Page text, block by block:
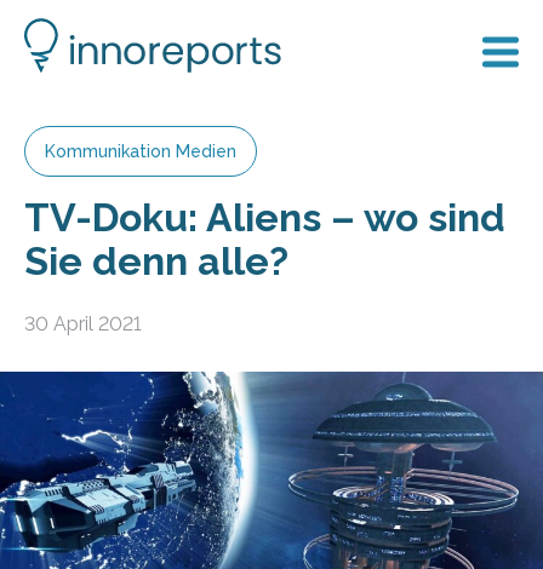
Kommunikation Medien
TV-Doku: Aliens – wo sind
Sie denn alle?
30 April 2021